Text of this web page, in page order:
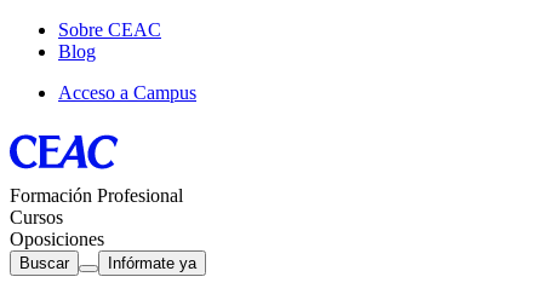
Sobre CEAC
Blog
Acceso a Campus
Formación Profesional
Cursos
Oposiciones
Buscar Infórmate ya